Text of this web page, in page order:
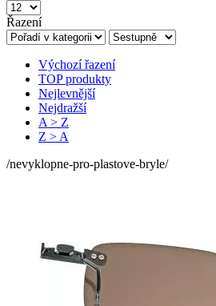
Řazení
Výchozí řazení
TOP produkty
Nejlevnější
Nejdražší
A > Z
Z > A
/nevyklopne-pro-plastove-bryle/